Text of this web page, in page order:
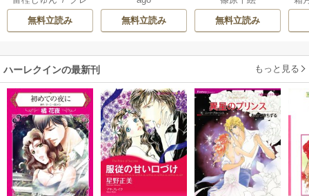
ハ
無料立読み
無料立読み
無料立読み
ハーレクインの最新刊 もっと見る